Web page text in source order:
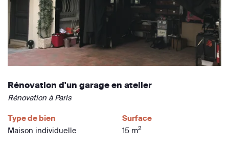
Rénovation d'un garage en atelier
Rénovation à Paris
Type de bien
Maison individuelle
Surface
15 m2